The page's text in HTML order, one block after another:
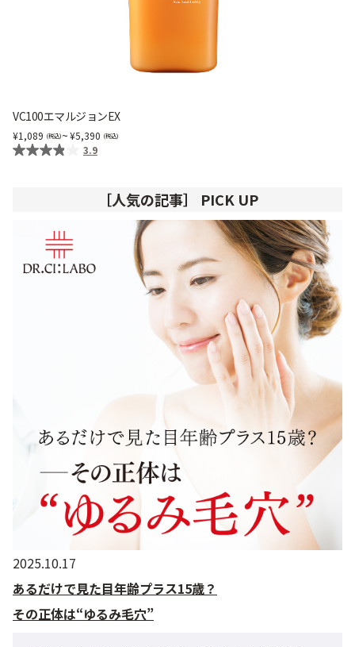
VC100エマルジョンEX
1,089 ~ 5,390
3.9
［人気の記事］ PICK UP
2025.10.17
あるだけで見た目年齢プラス15歳？
その正体は“ゆるみ毛穴”